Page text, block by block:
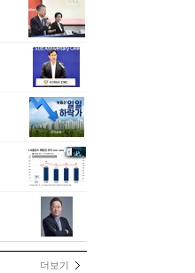
더보기